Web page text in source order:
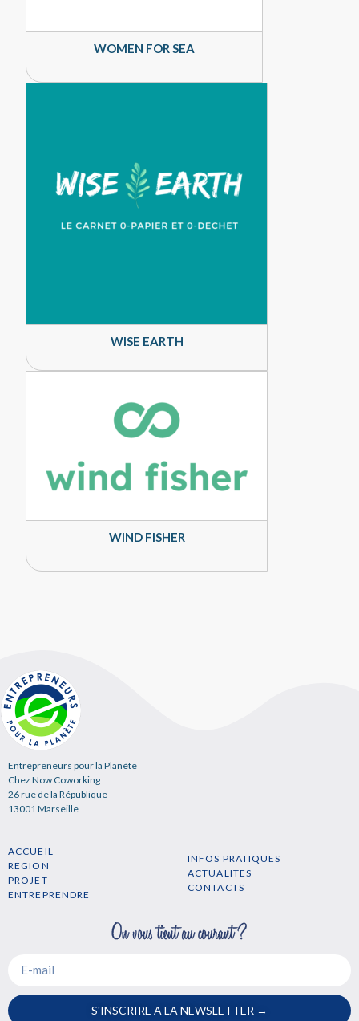
WOMEN FOR SEA
WISE EARTH
WIND FISHER
Entrepreneurs pour la Planète
Chez Now Coworking
26 rue de la République
13001 Marseille
ACCUEIL
REGION
PROJET
ENTREPRENDRE
INFOS PRATIQUES
ACTUALITES
CONTACTS
S'INSCRIRE A LA NEWSLETTER →